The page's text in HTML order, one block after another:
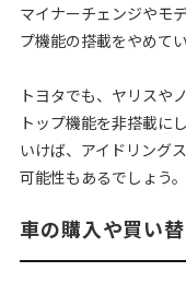
マイナーチェンジやモ
プ機能の搭載をやめてい
トヨタでも、ヤリスや
トップ機能を非搭載に
いけば、アイドリング
可能性もあるでしょう。
車の購入や買い